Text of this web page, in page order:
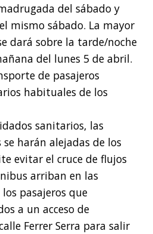
del sábado y
mismo sábado. La mayor
dará sobre la tarde/noche
del lunes 5 de abril.
de pasajeros
habituales de los
sanitarios, las
harán alejadas de los
evitar el cruce de flujos
arriban en las
pasajeros que
a un acceso de
Ferrer Serra para salir